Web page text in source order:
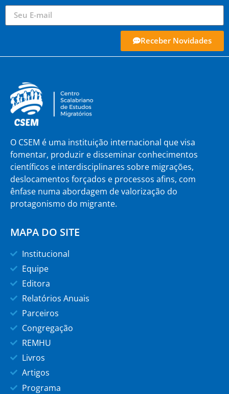
Receber Novidades
O CSEM é uma instituição internacional que visa
fomentar, produzir e disseminar conhecimentos
científicos e interdisciplinares sobre migrações,
deslocamentos forçados e processos afins, com
ênfase numa abordagem de valorização do
protagonismo do migrante.
MAPA DO SITE
Institucional
Equipe
Editora
Relatórios Anuais
Parceiros
Congregação
REMHU
Livros
Artigos
Programa